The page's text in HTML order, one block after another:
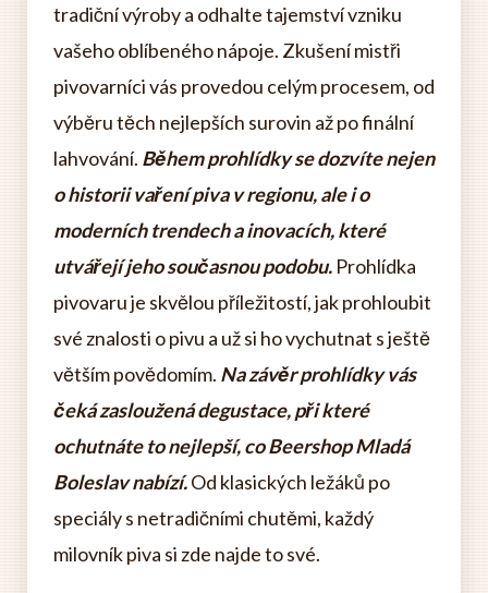
tradiční výroby a odhalte tajemství vzniku
vašeho oblíbeného nápoje. Zkušení mistři
pivovarníci vás provedou celým procesem, od
výběru těch nejlepších surovin až po finální
lahvování. Během prohlídky se dozvíte nejen
o historii vaření piva v regionu, ale i o
moderních trendech a inovacích, které
utvářejí jeho současnou podobu. Prohlídka
pivovaru je skvělou příležitostí, jak prohloubit
své znalosti o pivu a už si ho vychutnat s ještě
větším povědomím. Na závěr prohlídky vás
čeká zasloužená degustace, při které
ochutnáte to nejlepší, co Beershop Mladá
Boleslav nabízí.Od klasických ležáků po
speciály s netradičními chutěmi, každý
milovník piva si zde najde to své.